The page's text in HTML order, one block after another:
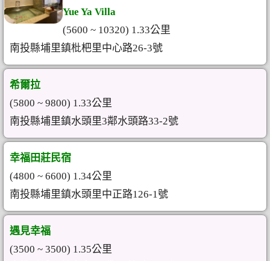
Yue Ya Villa
(5600 ~ 10320) 1.33公里
南投縣埔里鎮枇杷里中心路26-3號
希爾拉
(5800 ~ 9800) 1.33公里
南投縣埔里鎮水頭里3鄰水頭路33-2號
幸福田莊民宿
(4800 ~ 6600) 1.34公里
南投縣埔里鎮水頭里中正路126-1號
遇見幸福
(3500 ~ 3500) 1.35公里